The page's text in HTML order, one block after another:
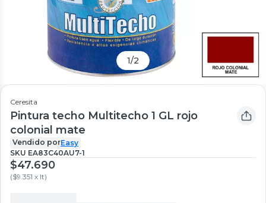
1/2
Ceresita
Pintura techo Multitecho 1 GL rojo
colonial mate
Vendido porEasy
SKU EA83C40AU7-1
$47.690
($9.351 x lt)